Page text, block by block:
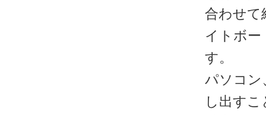
合わせて
イトボー
す。
パソコン
し出す